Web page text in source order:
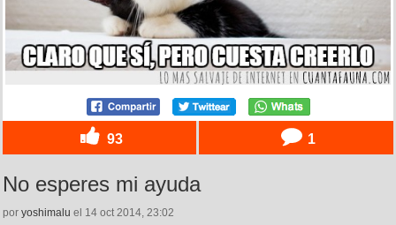
93 1
No esperes mi ayuda
por yoshimalu el 14 oct 2014, 23:02